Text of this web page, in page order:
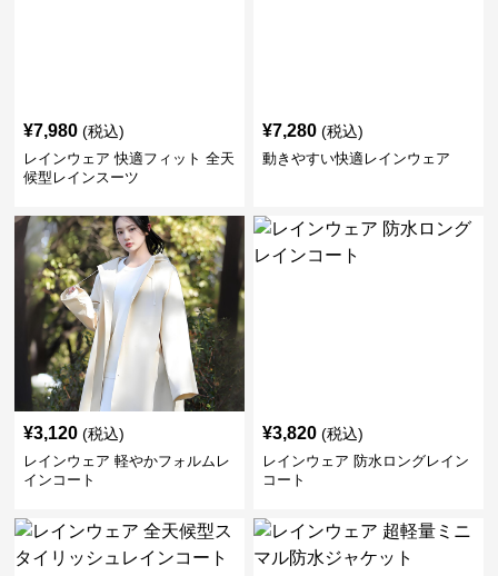
¥7,980 (税込)
レインウェア 快適フィット 全天
候型レインスーツ
¥7,280 (税込)
動きやすい快適レインウェア
¥3,120 (税込)
レインウェア 軽やかフォルムレ
インコート
¥3,820 (税込)
レインウェア 防水ロングレイン
コート